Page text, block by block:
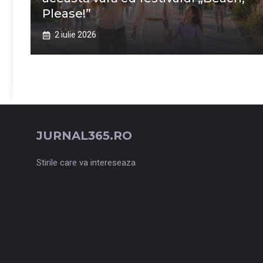
Please!”
2 iulie 2026
JURNAL365.RO
Stirile care va intereseaza